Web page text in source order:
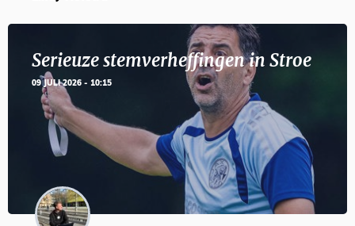
Serieuze stemverheffingen in Stroe
09 JULI 2026 - 10:15